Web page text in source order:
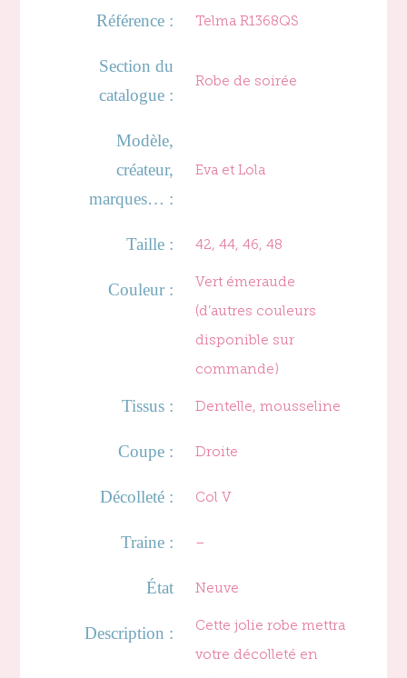
Référence : Telma R1368QS
Section du
catalogue :
Robe de soirée
Modèle,
créateur,
marques… :
Eva et Lola
Taille : 42, 44, 46, 48
Couleur :
Vert émeraude
(d’autres couleurs
disponible sur
commande)
Tissus : Dentelle, mousseline
Coupe : Droite
Décolleté : Col V
Traine : –
État Neuve
Description :
Cette jolie robe mettra
votre décolleté en